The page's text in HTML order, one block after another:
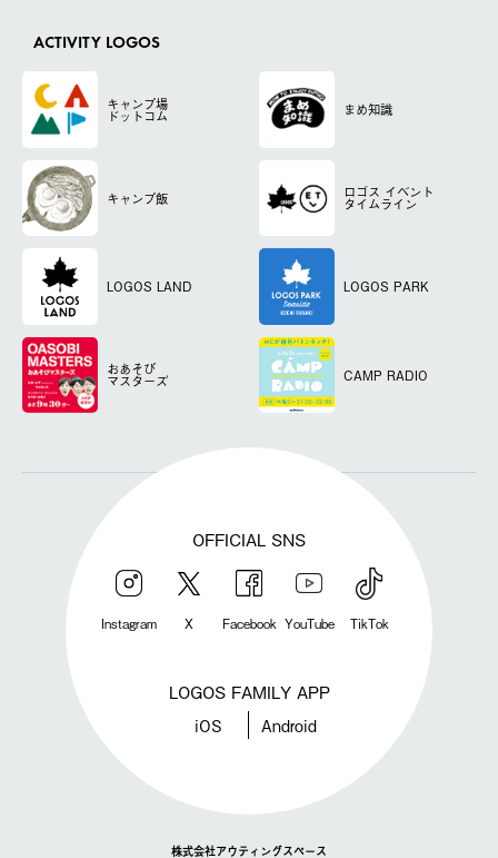
ACTIVITY LOGOS
キャンプ場
ドットコム まめ知識
キャンプ飯 ロゴス イベント
タイムライン
LOGOS LAND LOGOS PARK
おあそび
マスターズ CAMP RADIO
OFFICIAL SNS
Instagram X Facebook YouTube TikTok
LOGOS FAMILY APP
iOS Android
株式会社アウティングスペース